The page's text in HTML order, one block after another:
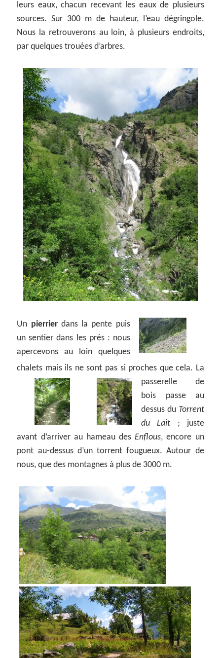
leurs eaux, chacun recevant les eaux de plusieurs
sources. Sur 300 m de hauteur, l’eau dégringole.
Nous la retrouverons au loin, à plusieurs endroits,
par quelques trouées d’arbres.
Un pierrierdans la pente puis
un sentier dans les prés : nous
apercevons au loin quelques
chalets mais ils ne sont pas si proches que cela. La
passerelle de
bois passe au
dessus du Torrent
du Lait ; juste
avant d’arriver au hameau desEnflous, encore un
pont au-dessus d’un torrent fougueux. Autour de
nous, que des montagnes à plus de 3000 m.